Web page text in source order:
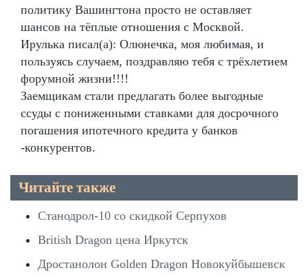
политику Вашингтона просто не оставляет
шансов на тёплые отношения с Москвой.
Ирулька писал(а): Олюнечка, моя любимая, и
пользуясь случаем, поздравляю тебя с трёхлетием
форумной жизни!!!!
Заемщикам стали предлагать более выгодные
ссуды с пониженными ставками для досрочного
погашения ипотечного кредита у банков
-конкурентов.
Читайте также
Станодрол-10 со скидкой Серпухов
British Dragon цена Иркутск
Дростанолон Golden Dragon Новокуйбышевск